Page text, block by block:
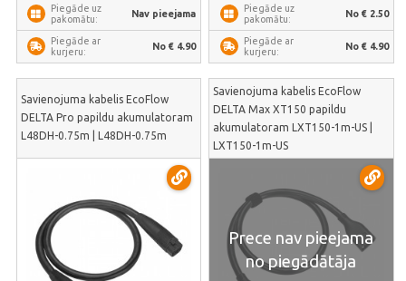
Piegāde uz
pakomātu:
Nav pieejama
Piegāde ar
kurjeru:
No € 4.90
Piegāde uz
pakomātu:
No € 2.50
Piegāde ar
kurjeru:
No € 4.90
Savienojuma kabelis EcoFlow
DELTA Pro papildu akumulatoram
L48DH-0.75m | L48DH-0.75m
Savienojuma kabelis EcoFlow
DELTA Max XT150 papildu
akumulatoram LXT150-1m-US |
LXT150-1m-US
Prece nav pieejama
no piegādātāja